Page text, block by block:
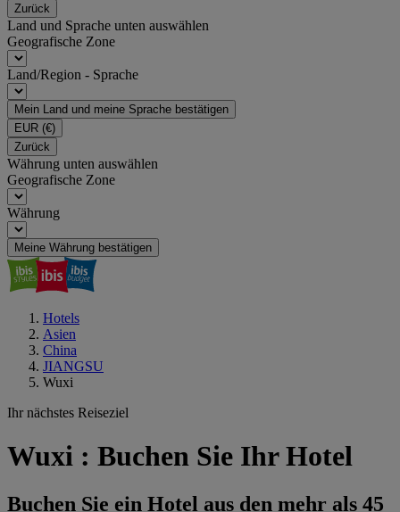
Zurück
Land und Sprache unten auswählen
Geografische Zone
Land/Region - Sprache
Mein Land und meine Sprache bestätigen
EUR (€)
Zurück
Währung unten auswählen
Geografische Zone
Währung
Meine Währung bestätigen
Hotels
Asien
China
JIANGSU
Wuxi
Ihr nächstes Reiseziel
Wuxi : Buchen Sie Ihr Hotel
Buchen Sie ein Hotel aus den mehr als 45